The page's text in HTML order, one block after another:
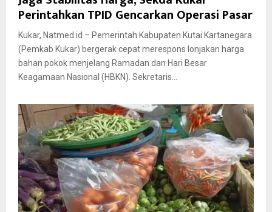
Perintahkan TPID Gencarkan Operasi Pasar
Kukar, Natmed.id – Pemerintah Kabupaten Kutai Kartanegara
(Pemkab Kukar) bergerak cepat merespons lonjakan harga
bahan pokok menjelang Ramadan dan Hari Besar
Keagamaan Nasional (HBKN). Sekretaris...